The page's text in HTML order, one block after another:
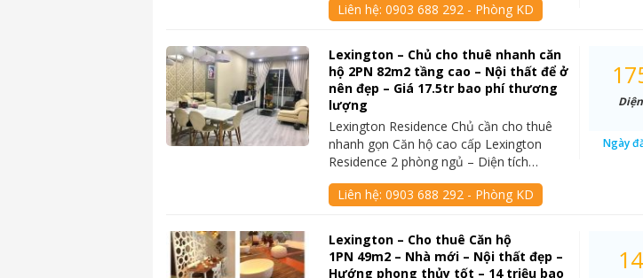
Liên hệ:0903 688 292 - Phòng KD
Lexington – Chủ cho thuê nhanh căn
hộ 2PN 82m2 tầng cao – Nội thất để ở
nên đẹp – Giá 17.5tr bao phí thương
lượng
Lexington Residence Chủ cần cho thuê
nhanh gọn Căn hộ cao cấp Lexington
Residence 2 phòng ngủ – Diện tích…
Liên hệ:0903 688 292 - Phòng KD
Ngày
Lexington – Cho thuê Căn hộ
1PN 49m2 – Nhà mới – Nội thất đẹp –
Hướng phong thủy tốt – 14 triệu bao